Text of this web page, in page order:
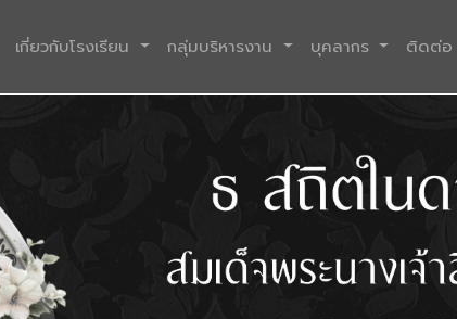
(current)
เกี่ยวกับโรงเรียน กลุ่มบริหารงาน บุคลากร ติดต่อ